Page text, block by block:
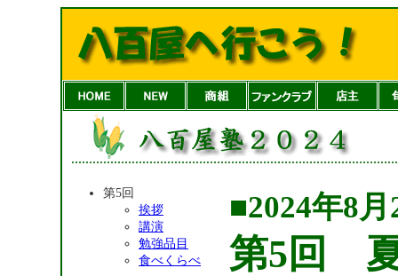
第5回
挨拶
講演
勉強品目
食べくらべ
■2024年8月
第5回